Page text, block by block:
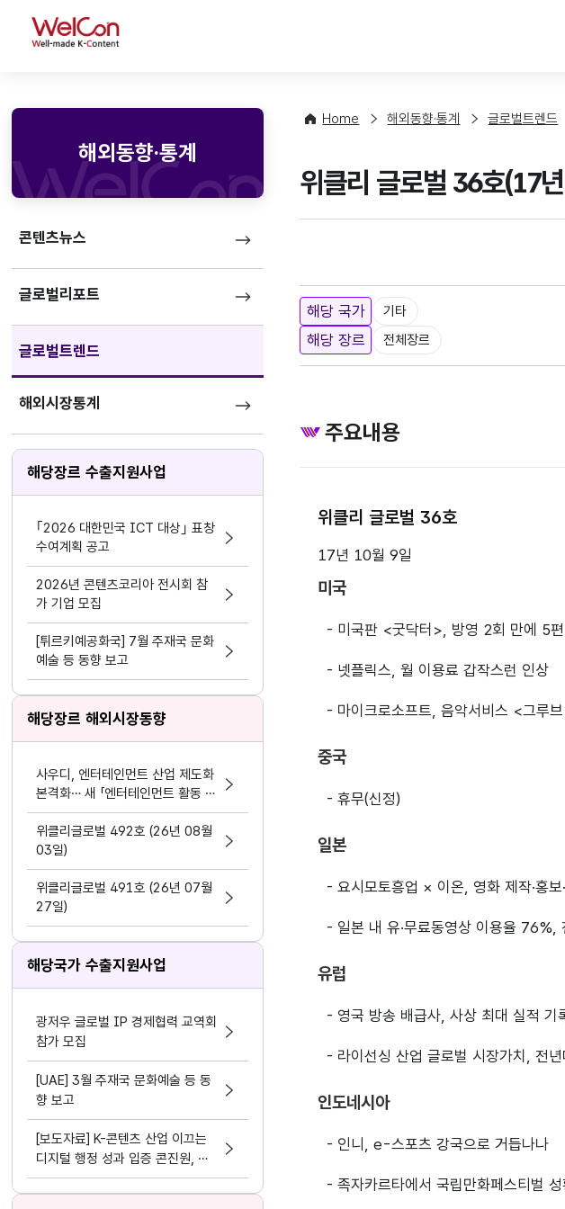
WelCon
해외동향·통계
콘텐츠뉴스
글로벌리포트
글로벌트렌드
해외시장통계
해당장르 수출지원사업
｢2026 대한민국 ICT 대상｣ 표창
수여계획 공고
2026년 콘텐츠코리아 전시회 참
가 기업 모집
[튀르키예공화국] 7월 주재국 문화
예술 등 동향 보고
해당장르 해외시장동향
사우디, 엔터테인먼트 산업 제도화
본격화… 새 「엔터테인먼트 활동 및
지원 활동법」 제정
위클리글로벌 492호 (26년 08월
03일)
위클리글로벌 491호 (26년 07월
27일)
해당국가 수출지원사업
광저우 글로벌 IP 경제협력 교역회
참가 모집
[UAE] 3월 주재국 문화예술 등 동
향 보고
[보도자료] K-콘텐츠 산업 이끄는
디지털 행정 성과 입증 콘진원, 정
보화⋅데이터 분야 평가 3관왕 달성
Home 해외동향·통계 글로벌트렌드
위클리 글로벌 36호(17
해당 국가 기타
해당 장르 전체장르
주요내용
위클리 글로벌 36호
17년 10월 9일
미국
- 미국판 <굿닥터>, 방영 2회 만에 5
- 넷플릭스, 월 이용료 갑작스런 인상
- 마이크로소프트, 음악서비스 <그루
중국
- 휴무(신정)
일본
- 요시모토흥업 × 이온, 영화 제작·홍보
- 일본 내 유·무료동영상 이용율 76%,
유럽
- 영국 방송 배급사, 사상 최대 실적 기
- 라이선싱 산업 글로벌 시장가치, 전
인도네시아
- 인니, e-스포츠 강국으로 거듭나나
- 족자카르타에서 국립만화페스티벌 성